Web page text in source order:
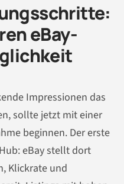
eBay-
Impressionen das
sollte jetzt mit einer
beginnen. Der erste
eBay stellt dort
Klickrate und